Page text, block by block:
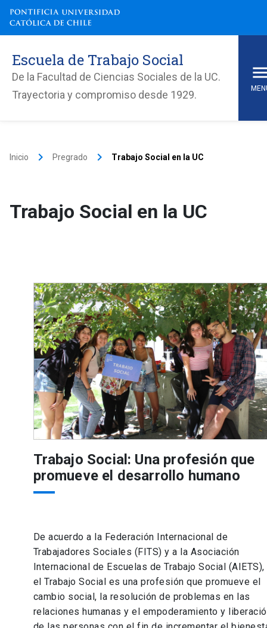
Escuela de Trabajo Social
De la Facultad de Ciencias Sociales de la UC.
Trayectoria y compromiso desde 1929.
Inicio keyboard_arrow_right Pregrado keyboard_arrow_right Trabajo Social en la UC
Trabajo Social en la UC
Trabajo Social: Una profesión que
promueve el desarrollo humano
De acuerdo a la Federación Internacional de
Trabajadores Sociales (FITS) y a la Asociación
Internacional de Escuelas de Trabajo Social (AIETS),
el Trabajo Social es una profesión que promueve el
cambio social, la resolución de problemas en las
relaciones humanas y el empoderamiento y